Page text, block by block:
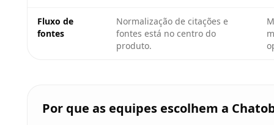
Fluxo de
fontes
Normalização de citações e
fontes está no centro do
produto.
Por que as equipes escolhem a